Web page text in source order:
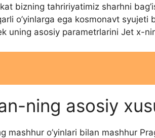
bizning tahririyatimiz sharhni
o’yinlarga ega kosmonavt
uning asosiy parametrlarini Jet x-
ning asosiy
mashhur o’yinlari bilan mashhur